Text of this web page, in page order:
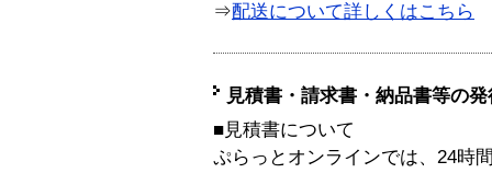
⇒配送について詳しくはこちら
見積書・請求書・納品書等の
■見積書について
ぷらっとオンラインでは、24時